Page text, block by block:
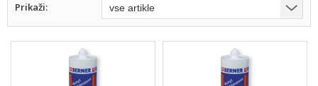
Prikaži: